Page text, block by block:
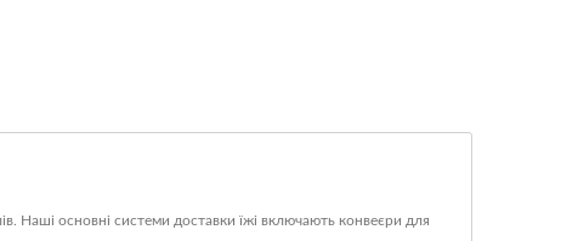
Наші основні системи доставки їжі включають конвеєри для